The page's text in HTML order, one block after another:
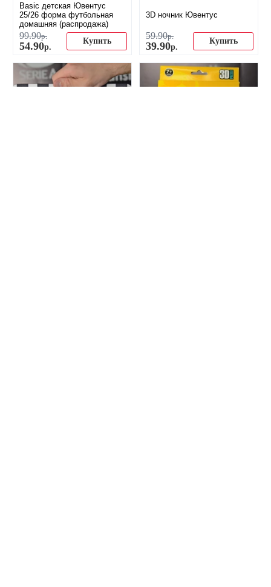
Basic детская Ювентус
25/26 форма футбольная
домашняя (распродажа)
99.90р.
54.90р.
Купить
3D ночник Ювентус
59.90р.
39.90р.
Купить